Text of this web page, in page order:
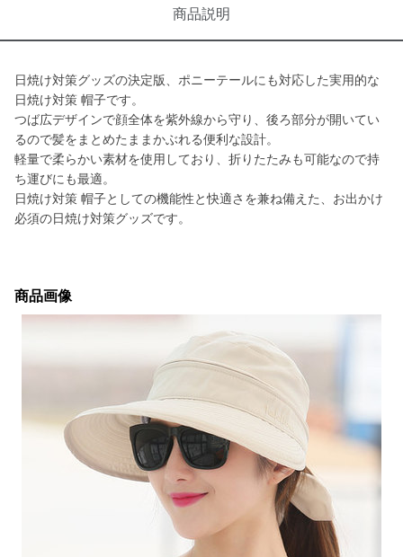
商品説明
日焼け対策グッズの決定版、ポニーテールにも対応した実用的な
日焼け対策 帽子です。
つば広デザインで顔全体を紫外線から守り、後ろ部分が開いてい
るので髪をまとめたままかぶれる便利な設計。
軽量で柔らかい素材を使用しており、折りたたみも可能なので持
ち運びにも最適。
日焼け対策 帽子としての機能性と快適さを兼ね備えた、お出かけ
必須の日焼け対策グッズです。
商品画像